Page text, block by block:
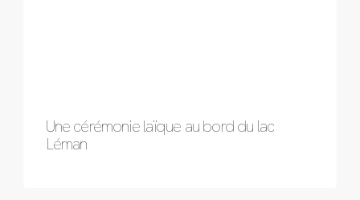
Une cérémonie laïque au bord du lac
Léman